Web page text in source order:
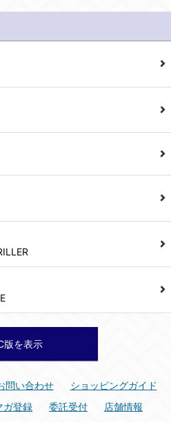
版を表示
問い合わせ
ショッピングガイド
ガ登録 委託受付 店舗情報